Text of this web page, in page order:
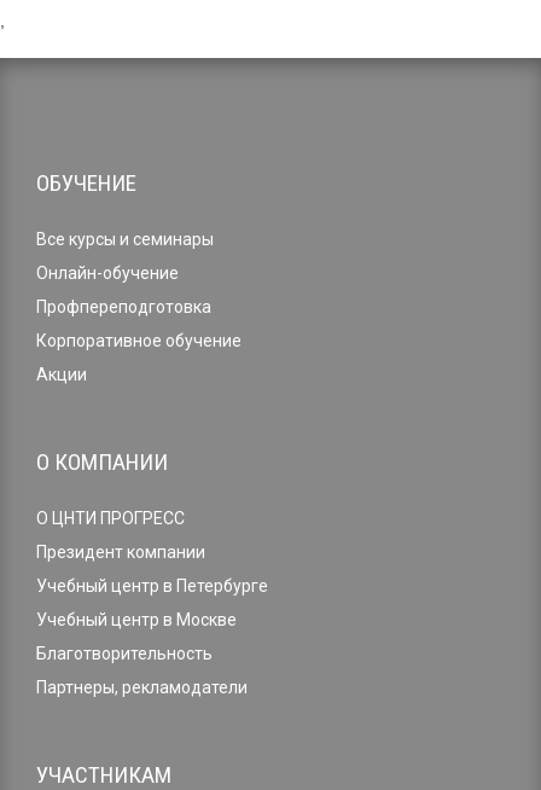
ОБУЧЕНИЕ
Все курсы и семинары
Онлайн-обучение
Профпереподготовка
Корпоративное обучение
Акции
О КОМПАНИИ
О ЦНТИ ПРОГРЕСС
Президент компании
Учебный центр в Петербурге
Учебный центр в Москве
Благотворительность
Партнеры, рекламодатели
УЧАСТНИКАМ